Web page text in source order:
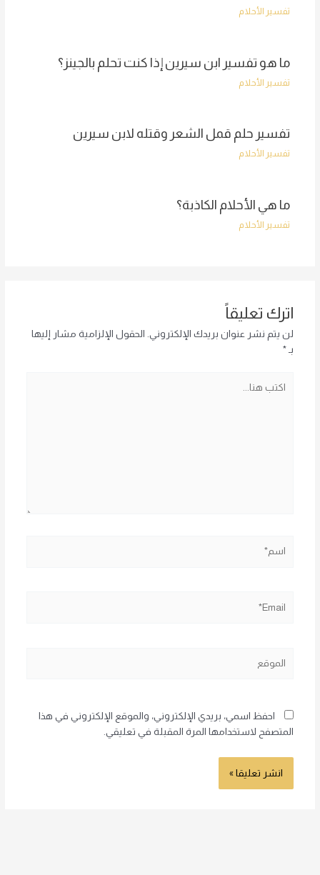
تفسير الأحلام
ما هو تفسير ابن سيرين إذا كنت تحلم بالجينز؟
تفسير الأحلام
تفسير حلم قمل الشعر وقتله لابن سيرين
تفسير الأحلام
ما هي الأحلام الكاذبة؟
تفسير الأحلام
اترك تعليقاً
لن يتم نشر عنوان بريدك الإلكتروني. الحقول الإلزامية مشار إليها
بـ *
احفظ اسمي، بريدي الإلكتروني، والموقع الإلكتروني في هذا
المتصفح لاستخدامها المرة المقبلة في تعليقي.